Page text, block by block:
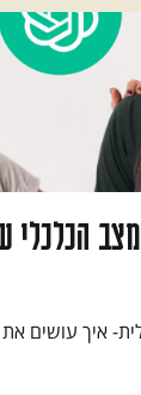
הכלכלי